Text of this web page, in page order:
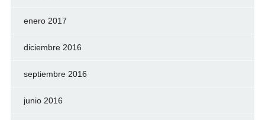
enero 2017
diciembre 2016
septiembre 2016
junio 2016